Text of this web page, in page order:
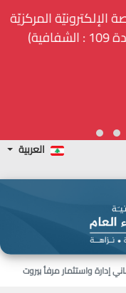
المركزيّة
العربية
إدارة واستثمار مرفأ بيروت